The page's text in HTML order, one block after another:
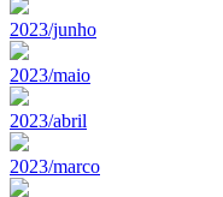
2023/junho
2023/maio
2023/abril
2023/marco